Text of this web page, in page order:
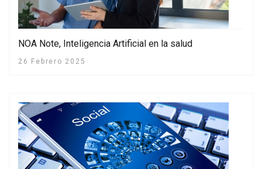
NOA Note, Inteligencia Artificial en la salud
26 Febrero 2025